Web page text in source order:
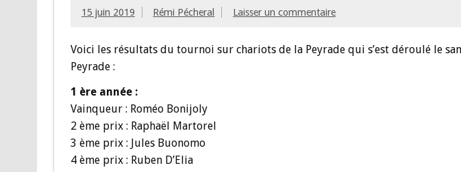
15 juin 2019 Rémi Pécheral Laisser un commentaire
Voici les résultats du tournoi sur chariots de la Peyrade qui s’est déroulé le
Peyrade :
1 ère année :
Vainqueur : Roméo Bonijoly
2 ème prix : Raphaël Martorel
3 ème prix : Jules Buonomo
4 ème prix : Ruben D’Elia